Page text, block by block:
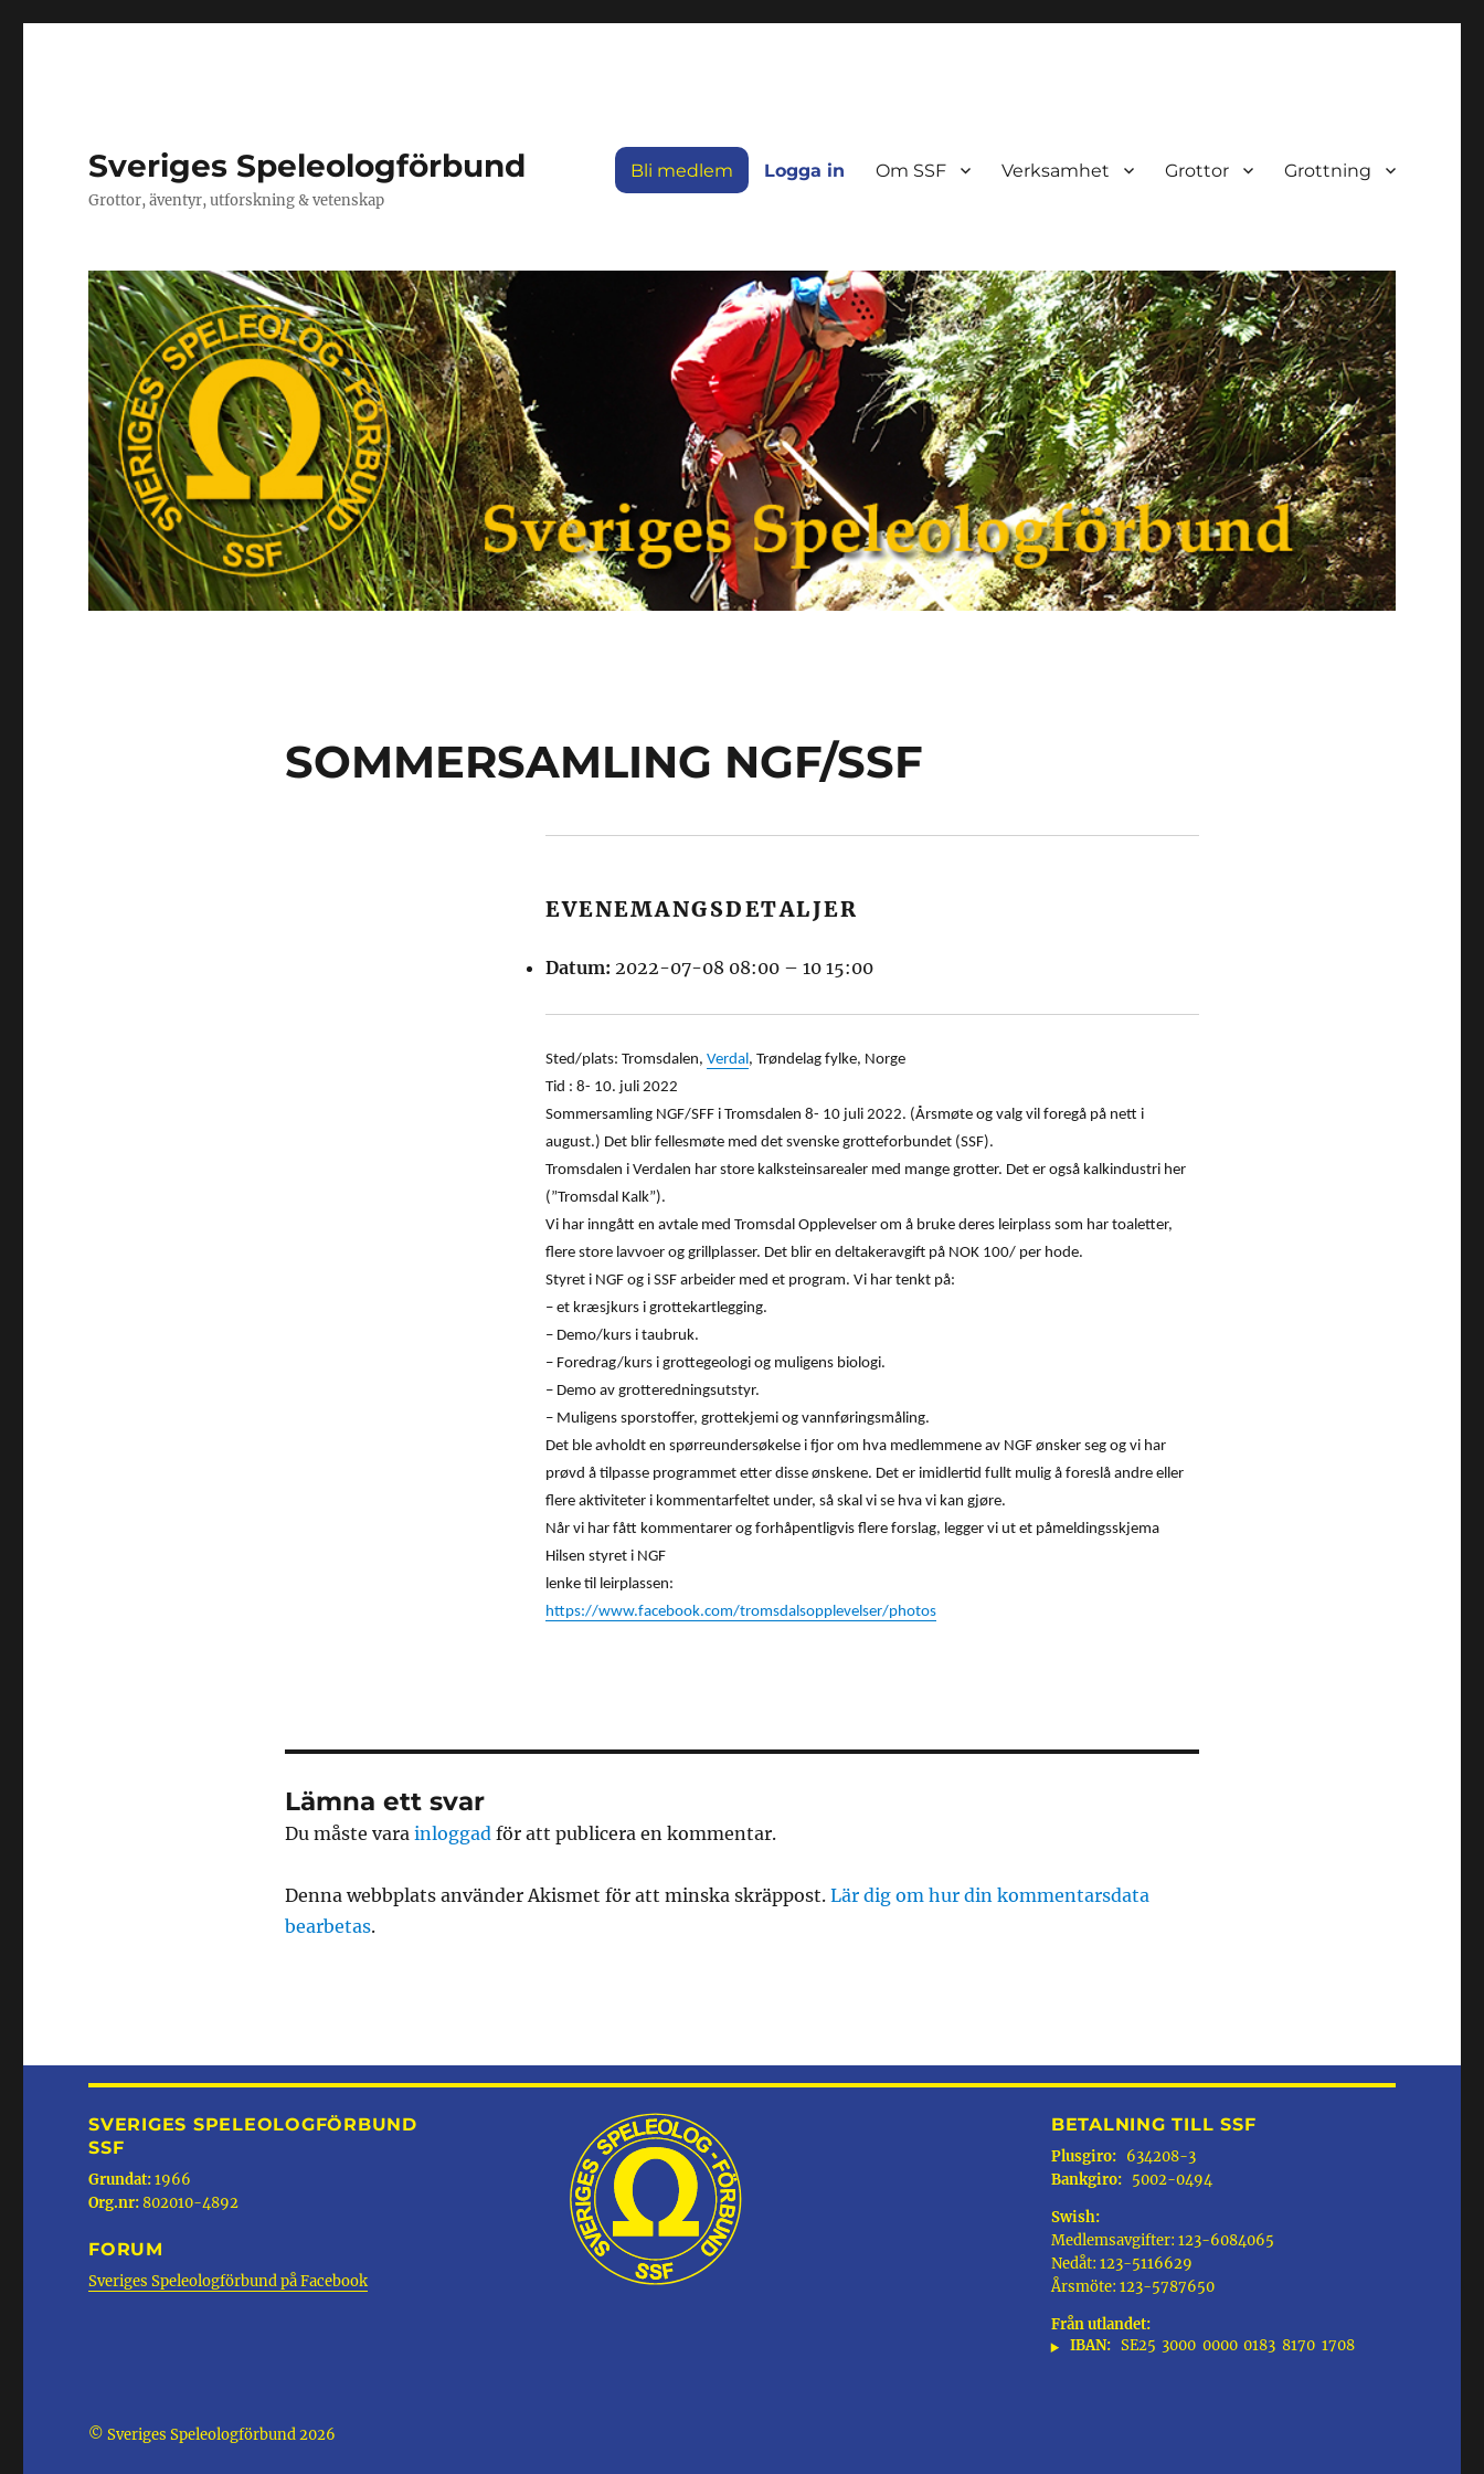
Sveriges Speleologförbund
Grottor, äventyr, utforskning & vetenskap
Bli medlem Logga in Om SSF Verksamhet Grottor Grottning
SOMMERSAMLING NGF/SSF
EVENEMANGSDETALJER
Datum: 2022-07-08 08:00 –10 15:00
Sted/plats: Tromsdalen,Verdal, Trøndelag fylke, Norge
Tid : 8- 10. juli 2022
Sommersamling NGF/SFF i Tromsdalen 8- 10 juli 2022. (Årsmøte og valg vil foregå på nett i
august.) Det blir fellesmøte med det svenske grotteforbundet (SSF).
Tromsdalen i Verdalen har store kalksteinsarealer med mange grotter. Det er også kalkindustri her
(”Tromsdal Kalk”).
Vi har inngått en avtale med Tromsdal Opplevelser om å bruke deres leirplass som har toaletter,
flere store lavvoer og grillplasser. Det blir en deltakeravgift på NOK 100/ per hode.
Styret i NGF og i SSF arbeider med et program. Vi har tenkt på:
– et kræsjkurs i grottekartlegging.
– Demo/kurs i taubruk.
– Foredrag/kurs i grottegeologi og muligens biologi.
– Demo av grotteredningsutstyr.
– Muligens sporstoffer, grottekjemi og vannføringsmåling.
Det ble avholdt en spørreundersøkelse i fjor om hva medlemmene av NGF ønsker seg og vi har
prøvd å tilpasse programmet etter disse ønskene. Det er imidlertid fullt mulig å foreslå andre eller
flere aktiviteter i kommentarfeltet under, så skal vi se hva vi kan gjøre.
Når vi har fått kommentarer og forhåpentligvis flere forslag, legger vi ut et påmeldingsskjema
Hilsen styret i NGF
lenke til leirplassen:
https://www.facebook.com/tromsdalsopplevelser/photos
Lämna ett svar
Du måste vara inloggadför att publicera en kommentar.
Denna webbplats använder Akismet för att minska skräppost. Lär dig om hur din kommentarsdata
bearbetas.
SVERIGES SPELEOLOGFÖRBUND
SSF
Grundat:1966
Org.nr:802010-4892
FORUM
Sveriges Speleologförbund på Facebook
BETALNING TILL SSF
Plusgiro: 634208-3
Bankgiro: 5002-0494
Swish:
Medlemsavgifter: 123-6084065
Nedåt: 123-5116629
Årsmöte: 123-5787650
Från utlandet:
IBAN: SE25 3000 0000 0183 8170 1708
© Sveriges Speleologförbund 2026